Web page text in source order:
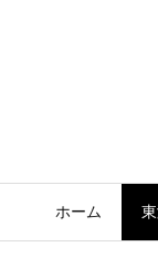
ホーム